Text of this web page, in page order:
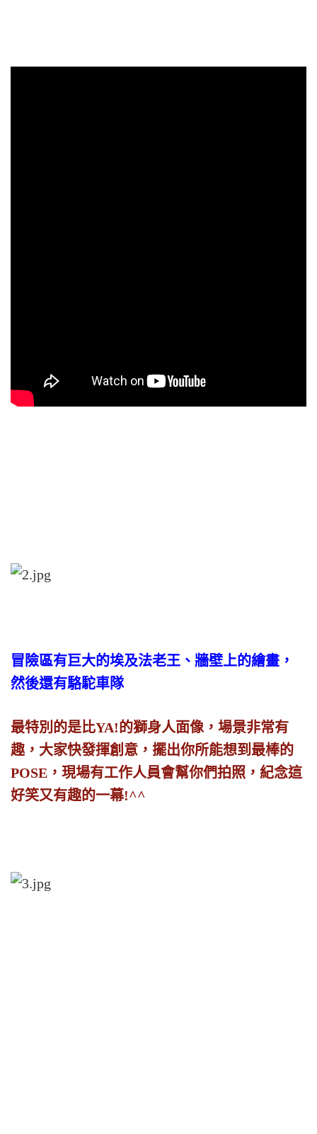
冒險區有巨大的埃及法老王、牆壁上的繪畫，
然後還有駱駝車隊
最特別的是比YA!的獅身人面像，場景非常有
趣，大家快發揮創意，擺出你所能想到最棒的
POSE，現場有工作人員會幫你們拍照，紀念這
好笑又有趣的一幕!^^